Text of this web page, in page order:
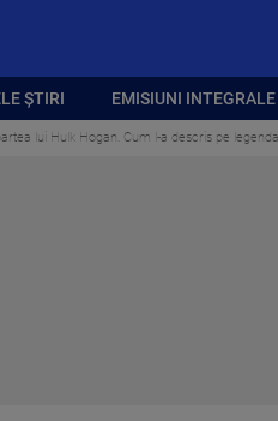
ȘTIRI EMISIUNI INTEGRALE
lui Hulk Hogan. Cum l-a descris pe